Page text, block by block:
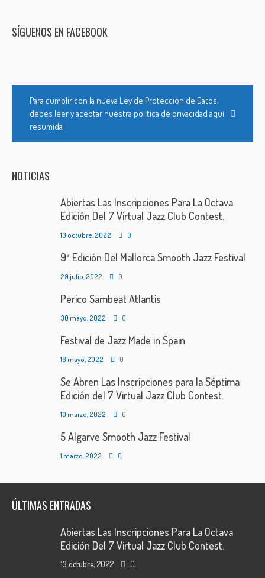
SÍGUENOS EN FACEBOOK
Para cumplir con la nueva Ley de Protección de Datos,
debes leer y aceptar nuestra política de privacidad aquí
resumida
NOTICIAS
Abiertas Las Inscripciones Para La Octava
Edición Del 7 Virtual Jazz Club Contest.
13 octubre, 2022 0
9ª Edición Del Mallorca Smooth Jazz Festival
29 julio, 2022 0
Perico Sambeat Atlantis
30 mayo, 2022 0
Festival de Jazz Made in Spain
18 mayo, 2022 0
Se Abren Las Inscripciones para la Séptima
Edición del 7 Virtual Jazz Club Contest.
10 marzo, 2022 0
5 Algarve Smooth Jazz Festival
1 marzo, 2022 0
ÚLTIMAS ENTRADAS
Abiertas Las Inscripciones Para La Octava
Edición Del 7 Virtual Jazz Club Contest.
13 octubre, 2022 0